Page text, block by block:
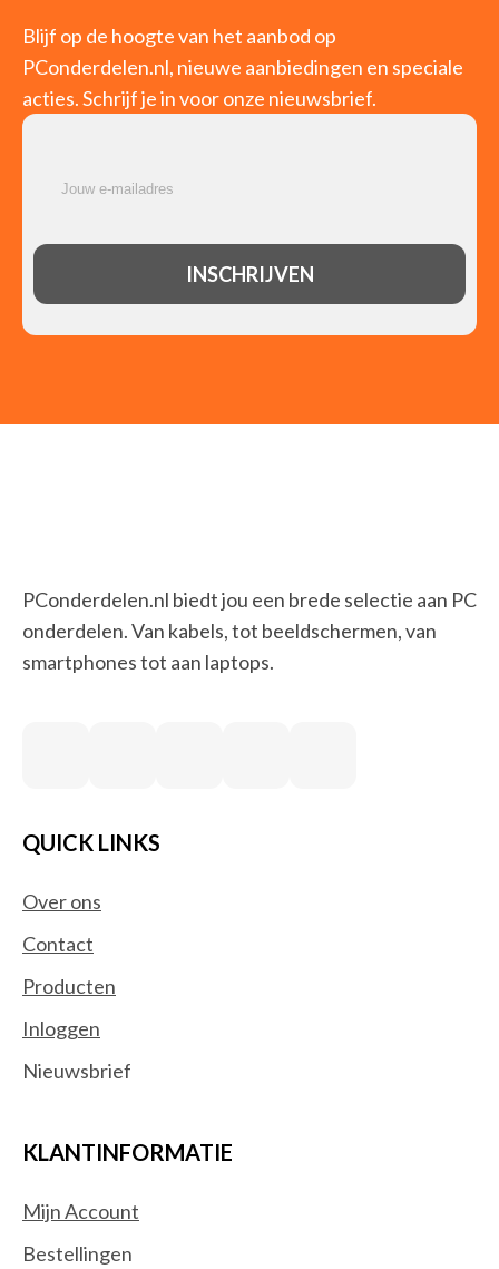
Blijf op de hoogte van het aanbod op
PConderdelen.nl, nieuwe aanbiedingen en speciale
acties. Schrijf je in voor onze nieuwsbrief.
PConderdelen.nl biedt jou een brede selectie aan PC
onderdelen. Van kabels, tot beeldschermen, van
smartphones tot aan laptops.
QUICK LINKS
Over ons
Contact
Producten
Inloggen
Nieuwsbrief
KLANTINFORMATIE
Mijn Account
Bestellingen